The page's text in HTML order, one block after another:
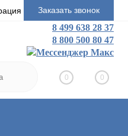
Заказать звонок
8 499 638 28 37
8 800 500 80 47
0 0